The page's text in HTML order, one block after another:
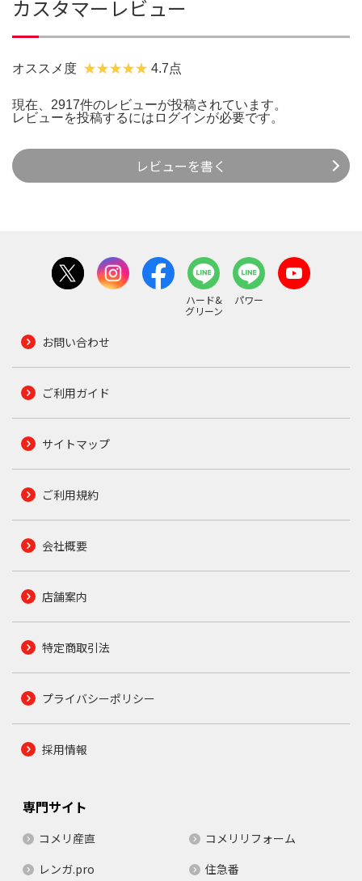
カスタマーレビュー
オススメ度 4.7点
現在、2917件のレビューが投稿されています。
レビューを投稿するには ログインが必要です。
レビューを書く
ハード&
グリーン
パワー
お問い合わせ
ご利用ガイド
サイトマップ
ご利用規約
会社概要
店舗案内
特定商取引法
プライバシーポリシー
採用情報
専門サイト
コメリ産直
コメリリフォーム
レンガ.pro
住急番